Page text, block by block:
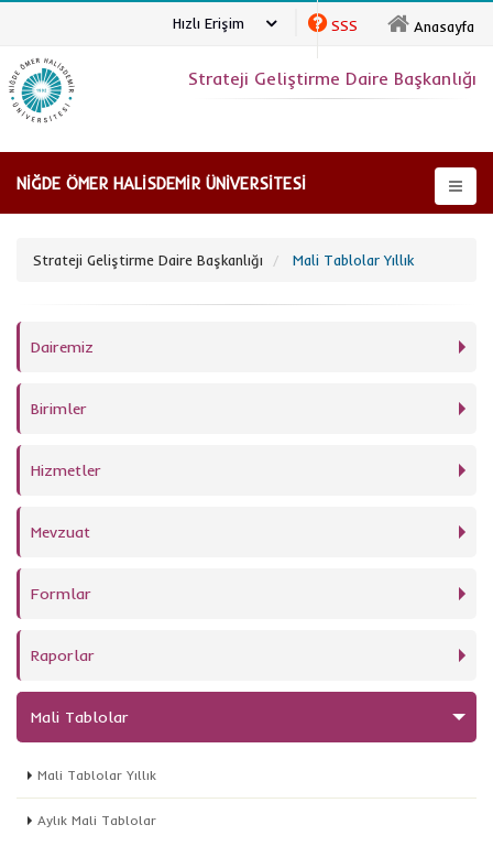
Anasayfa
SSS
Hızlı Erişim
NİĞDE ÖMER HALİSDEMİR ÜNİVERSİTESİ
Strateji Geliştirme Daire Başkanlığı
Strateji Geliştirme Daire Başkanlığı Mali Tablolar Yıllık
Dairemiz
Birimler
Hizmetler
Mevzuat
Formlar
Raporlar
Mali Tablolar
Mali Tablolar Yıllık
Aylık Mali Tablolar